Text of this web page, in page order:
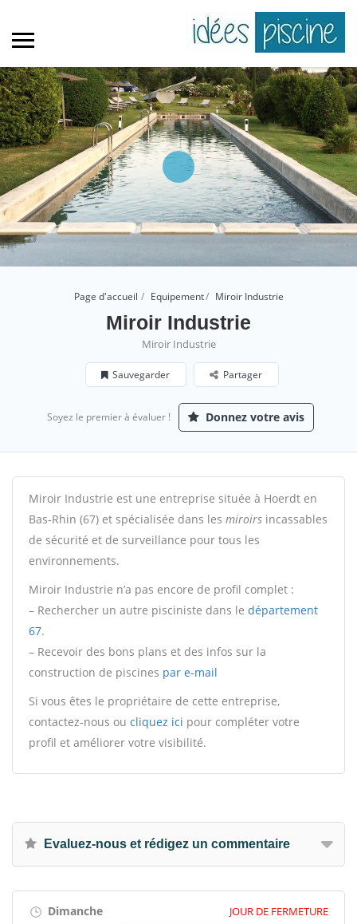
Page d'accueil Equipement Miroir Industrie
Miroir Industrie
Miroir Industrie
Sauvegarder Partager
Soyez le premier à évaluer ! Donnez votre avis
Miroir Industrie est une entreprise située à Hoerdt en
Bas-Rhin (67) et spécialisée dans les miroirs incassables
de sécurité et de surveillance pour tous les
environnements.
Miroir Industrie n’a pas encore de profil complet :
– Rechercher un autre pisciniste dans le département
67.
– Recevoir des bons plans et des infos sur la
construction de piscines par e-mail
Si vous êtes le propriétaire de cette entreprise,
contactez-nous ou cliquez ici pour compléter votre
profil et améliorer votre visibilité.
Evaluez-nous et rédigez un commentaire
Dimanche JOUR DE FERMETURE